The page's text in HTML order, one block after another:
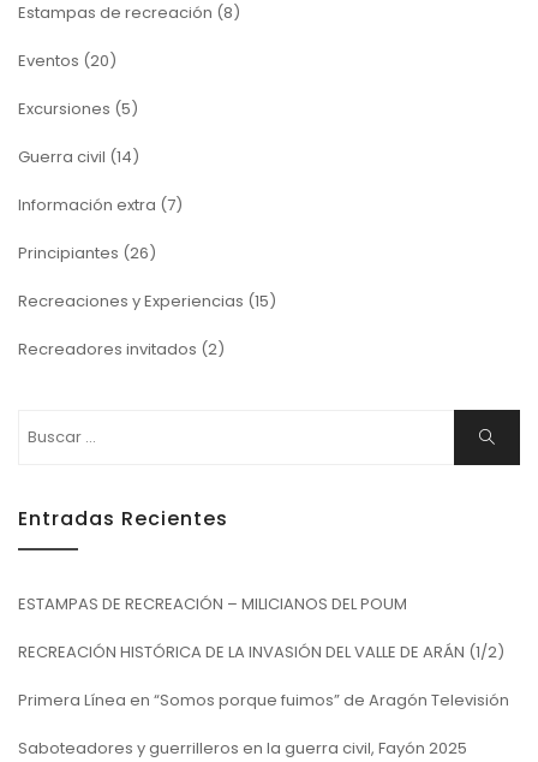
Estampas de recreación (8)
Eventos (20)
Excursiones (5)
Guerra civil (14)
Información extra (7)
Principiantes (26)
Recreaciones y Experiencias (15)
Recreadores invitados (2)
Buscar: Buscar
Entradas Recientes
ESTAMPAS DE RECREACIÓN – MILICIANOS DEL POUM
RECREACIÓN HISTÓRICA DE LA INVASIÓN DEL VALLE DE ARÁN (1/2)
Primera Línea en “Somos porque fuimos” de Aragón Televisión
Saboteadores y guerrilleros en la guerra civil, Fayón 2025